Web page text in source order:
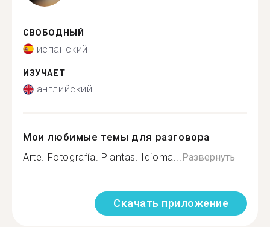
СВОБОДНЫЙ
испанский
ИЗУЧАЕТ
английский
Мои любимые темы для разговора
Arte. Fotografía. Plantas. Idioma...Развернуть
Скачать приложение